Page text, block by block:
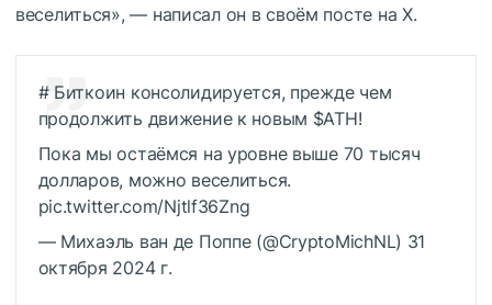
веселиться», — написал он в своём посте на X.
# Биткоин консолидируется, прежде чем
продолжить движение к новым $ATH!
Пока мы остаёмся на уровне выше 70 тысяч
долларов, можно веселиться.
pic.twitter.com/Njtlf36Zng
— Михаэль ван де Поппе (@CryptoMichNL) 31
октября 2024 г.